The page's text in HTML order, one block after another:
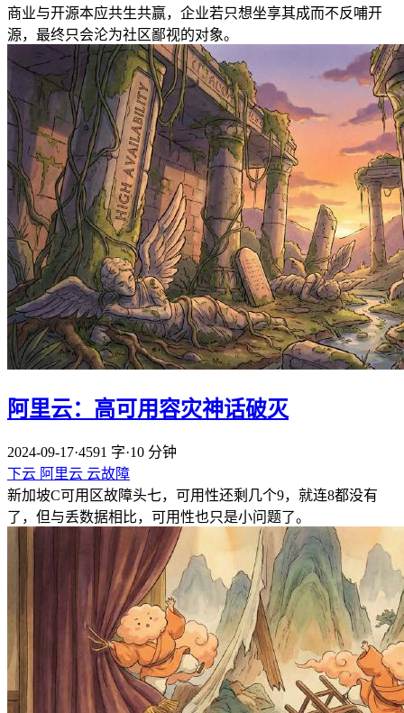
商业与开源本应共生共赢，企业若只想坐享其成而不反哺开
源，最终只会沦为社区鄙视的对象。
阿里云：高可用容灾神话破灭
2024-09-17·4591 字·10 分钟
下云 阿里云 云故障
新加坡C可用区故障头七，可用性还剩几个9，就连8都没有
了，但与丢数据相比，可用性也只是小问题了。